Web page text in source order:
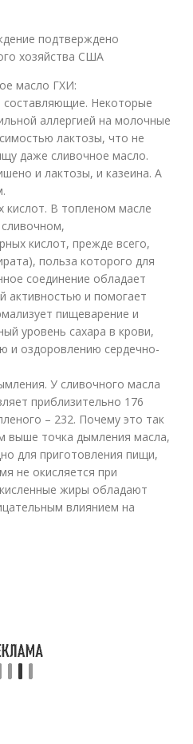
подтверждено
хозяйства США
масло ГХИ:
Некоторые
аллергией на молочные
лактозы, что не
даже сливочное масло.
и лактозы, и казеина. А
кислот. В топленом масле
кислот, прежде всего,
польза которого для
соединение обладает
активностью и помогает
пищеварение и
уровень сахара в крови,
и оздоровлению сердечно-
У сливочного масла
приблизительно 176
– 232. Почему это так
выше точка дымления масла,
для приготовления пищи,
не окисляется при
жиры обладают
влиянием на